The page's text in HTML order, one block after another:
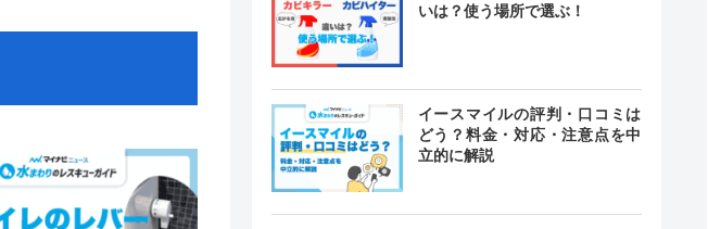
いは？使う場所で選ぶ！
イースマイルの評判・口コミは
どう？料金・対応・注意点を中
立的に解説